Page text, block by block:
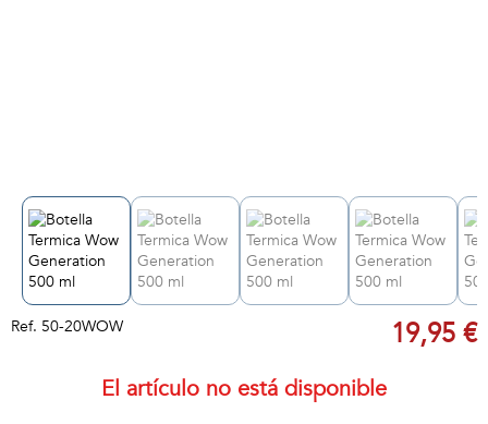
Ref. 50-20WOW 19,95 €
El artículo no está disponible